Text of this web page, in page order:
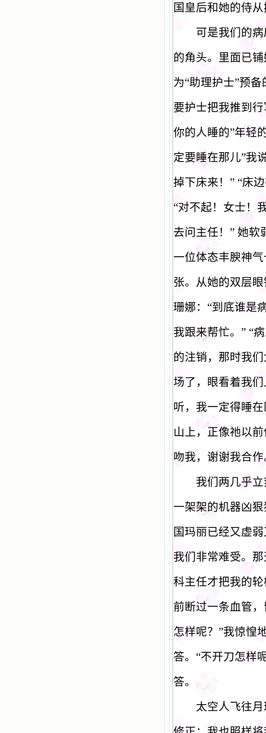
国皇后和她的侍
可是我们的病
的角头。里面已
为“助理护士”预备
要护士把我推到
你的人睡的”年轻
定要睡在那儿”我
掉下床来！ ” “床
“对不起！女士！
去问主任！ ” 她软
一位体态丰腴神
张。从她的双层
珊娜： “到底谁是
我跟来帮忙。 ” “
的注销，那时我
场了，眼看着我
听，我一定得睡
山上，正像祂以
吻我，谢谢我合作
我们两几乎立
一架架的机器凶
国玛丽已经又虚
我们非常难受。
科主任才把我的
前断过一条血管
怎样呢？ ”我惊惶
答。 “不开刀怎样
答。
太空人飞往月